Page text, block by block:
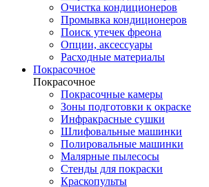
Очистка кондиционеров
Промывка кондиционеров
Поиск утечек фреона
Опции, аксессуары
Расходные материалы
Покрасочное
Покрасочное
Покрасочные камеры
Зоны подготовки к окраске
Инфракрасные сушки
Шлифовальные машинки
Полировальные машинки
Малярные пылесосы
Стенды для покраски
Краскопульты